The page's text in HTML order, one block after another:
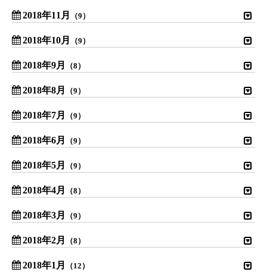
2018年11月 （9）
2018年10月 （9）
2018年9月 （8）
2018年8月 （9）
2018年7月 （9）
2018年6月 （9）
2018年5月 （9）
2018年4月 （8）
2018年3月 （9）
2018年2月 （8）
2018年1月 （12）